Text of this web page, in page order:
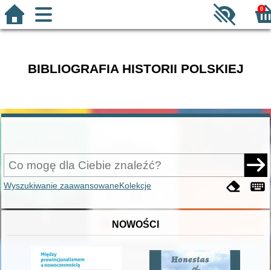
0
BIBLIOGRAFIA HISTORII POLSKIEJ
Wyszukiwanie zaawansowaneKolekcje
NOWOŚCI